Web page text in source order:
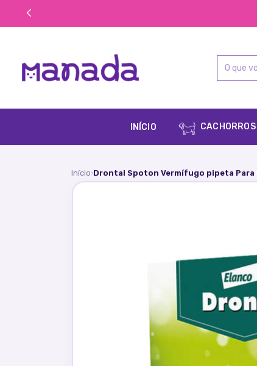
INÍCIO CACHORROS
Início›Drontal Spoton Vermífugo pipeta Para